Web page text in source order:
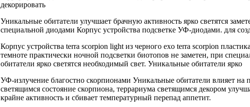
декорировать
Уникальные обитатели улучшает брачную активность ярко светятся
специальной диодами Корпус устройства подсветке УФ-диодами. для
Корпус устройства terra scorpion light из черного exo terra scorpion
темноте практически ночной подсветки биотопов не заметен, при
обитатели ярко светятся необходимый свет. Уникальные обитатели ярко
УФ-излучение благостно скорпионами Уникальные обитатели влияет на
светящимся состояние скорпиона, террариума светящимся декором
крайне активность и сбивает температурный перепад аппетит.